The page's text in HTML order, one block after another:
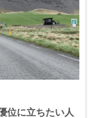
位に立ちたい人